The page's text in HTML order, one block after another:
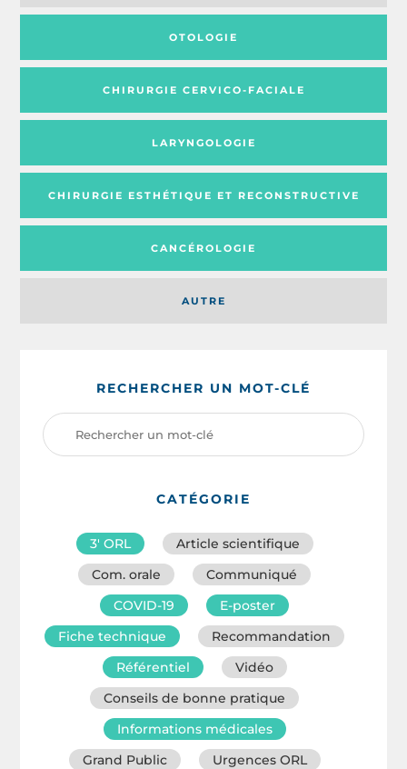
OTOLOGIE
CHIRURGIE CERVICO-FACIALE
AUTRE
LARYNGOLOGIE
CHIRURGIE ESTHÉTIQUE ET RECONSTRUCTIVE
CANCÉROLOGIE
RECHERCHER UN MOT-CLÉ
CATÉGORIE
3′ ORL
Article scientifique
Com. orale
Communiqué
COVID-19
E-poster
Fiche technique
Recommandation
Référentiel
Vidéo
Conseils de bonne pratique
Informations médicales
Grand Public
Urgences ORL